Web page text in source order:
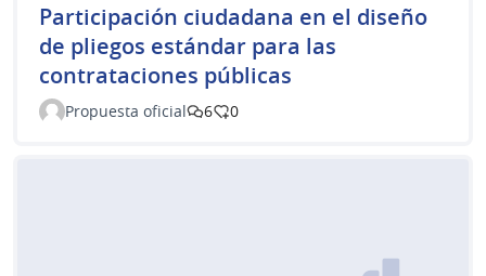
Participación ciudadana en el diseño
de pliegos estándar para las
contrataciones públicas
Propuesta oficial 6 0